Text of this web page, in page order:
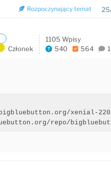
Rozpoczynający temat
Członek
1105 Wpisy
540
564 1